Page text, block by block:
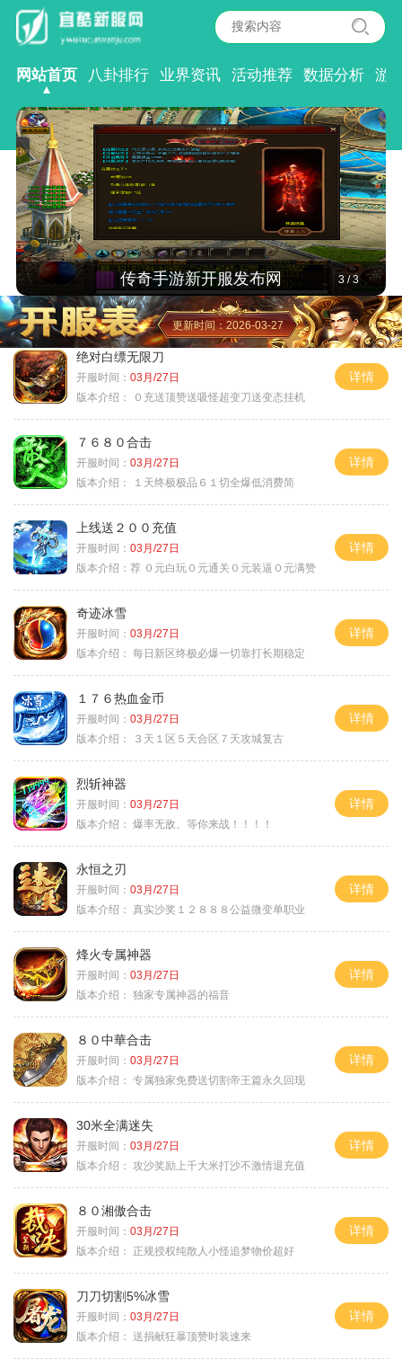
网站首页 八卦排行 业界资讯 活动推荐 数据分析 游
传奇手游新开服发布网 3/3
更新时间：2026-03-27
绝对白缥无限刀
开服时间： 03月/27日
版本介绍：
０充送顶赞送吸怪超变刀送变态挂机
详情
７６８０合击
开服时间： 03月/27日
版本介绍：
１天终极极品６１切全爆低消费简
详情
上线送２００充值
开服时间： 03月/27日
版本介绍： 荐 ０元白玩０元通关０元装逼０元满赞
详情
奇迹冰雪
开服时间： 03月/27日
版本介绍： 每日新区终极必爆一切靠打长期稳定
详情
１７６热血金币
开服时间： 03月/27日
版本介绍：
３天１区５天合区７天攻城复古
详情
烈斩神器
开服时间： 03月/27日
版本介绍： 爆率无敌、等你来战！！！！
详情
永恒之刃
开服时间： 03月/27日
版本介绍： 真实沙奖１２８８８公益微变单职业
详情
烽火专属神器
开服时间： 03月/27日
版本介绍： 独家专属神器的福音
详情
８０中華合击
开服时间： 03月/27日
版本介绍： 专属独家免费送切割帝王篇永久回现
详情
30米全满迷失
开服时间： 03月/27日
版本介绍： 攻沙奖励上千大米打沙不激情退充值
详情
８０湘傲合击
开服时间： 03月/27日
版本介绍：
正规授权纯散人小怪追梦物价超好
详情
刀刀切割5%冰雪
开服时间： 03月/27日
版本介绍： 送捐献狂暴顶赞时装速来
详情